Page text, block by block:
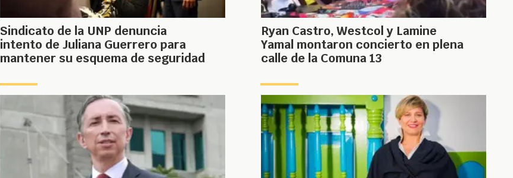
Sindicato de la UNP denuncia
intento de Juliana Guerrero para
mantener su esquema de seguridad
Ryan Castro, Westcol y Lamine
Yamal montaron concierto en plena
calle de la Comuna 13